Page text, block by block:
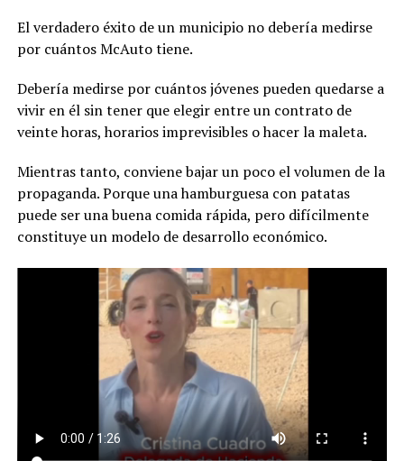
El verdadero éxito de un municipio no debería medirse
por cuántos McAuto tiene.
Debería medirse por cuántos jóvenes pueden quedarse a
vivir en él sin tener que elegir entre un contrato de
veinte horas, horarios imprevisibles o hacer la maleta.
Mientras tanto, conviene bajar un poco el volumen de la
propaganda. Porque una hamburguesa con patatas
puede ser una buena comida rápida, pero difícilmente
constituye un modelo de desarrollo económico.